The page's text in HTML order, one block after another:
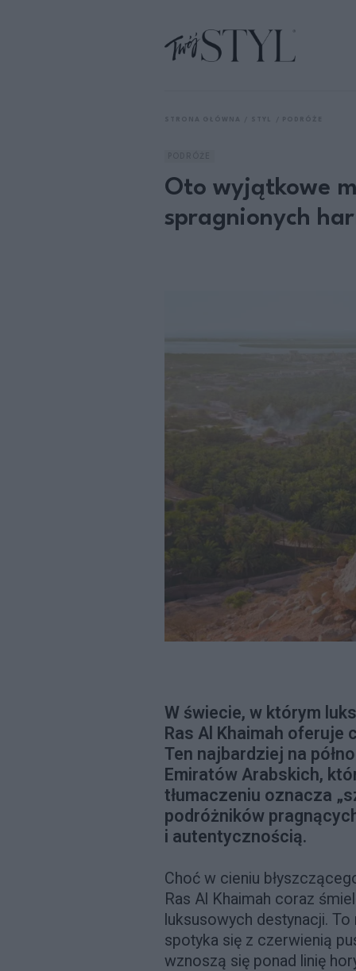
Oto wyjątkowe
spragnionych
W świecie, w którym
Ras Al Khaimah
Ten najbardziej na
Emiratów Arabskich,
tłumaczeniu oznacza
podróżników
i autentycznością.
Choć w cieniu
Ras Al Khaimah coraz
luksusowych destynacji.
spotyka się z czerwienią
wznoszą się ponad linię